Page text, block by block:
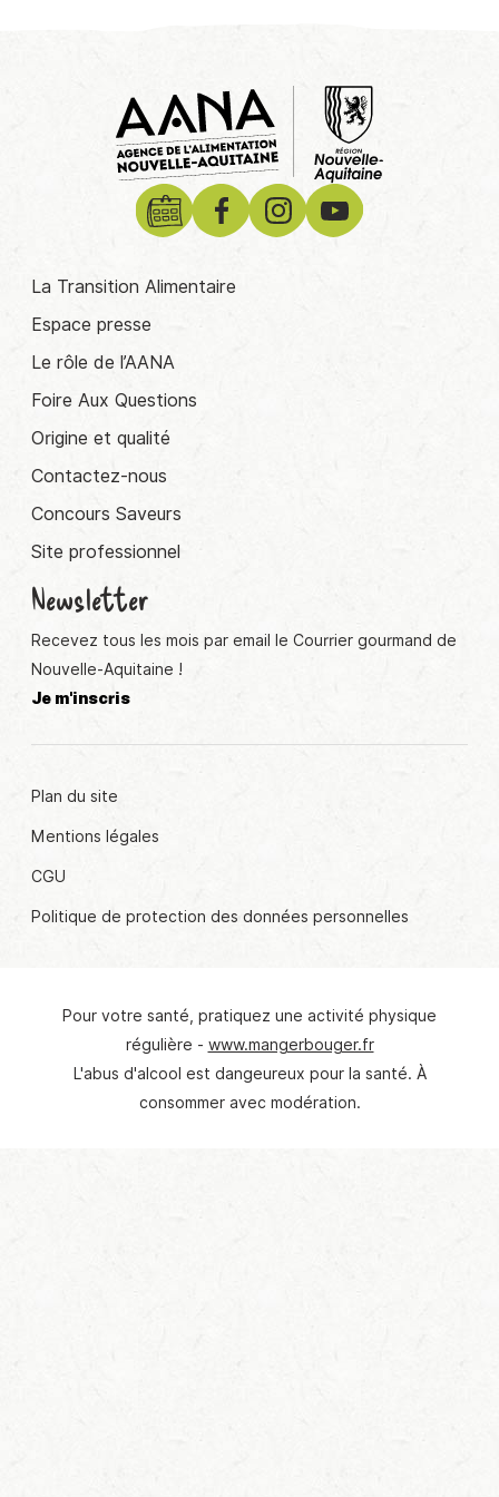
La Transition Alimentaire
Espace presse
Le rôle de l’AANA
Foire Aux Questions
Origine et qualité
Contactez-nous
Concours Saveurs
Site professionnel
Newsletter
Recevez tous les mois par email le Courrier gourmand de
Nouvelle-Aquitaine !
Je m'inscris
Plan du site
Mentions légales
CGU
Politique de protection des données personnelles
Pour votre santé, pratiquez une activité physique
régulière - www.mangerbouger.fr
L'abus d'alcool est dangeureux pour la santé. À
consommer avec modération.